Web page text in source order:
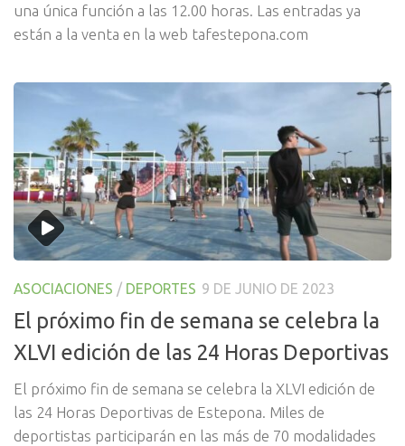
una única función a las 12.00 horas. Las entradas ya
están a la venta en la web tafestepona.com
ASOCIACIONES / DEPORTES 9 DE JUNIO DE 2023
El próximo fin de semana se celebra la
XLVI edición de las 24 Horas Deportivas
El próximo fin de semana se celebra la XLVI edición de
las 24 Horas Deportivas de Estepona. Miles de
deportistas participarán en las más de 70 modalidades